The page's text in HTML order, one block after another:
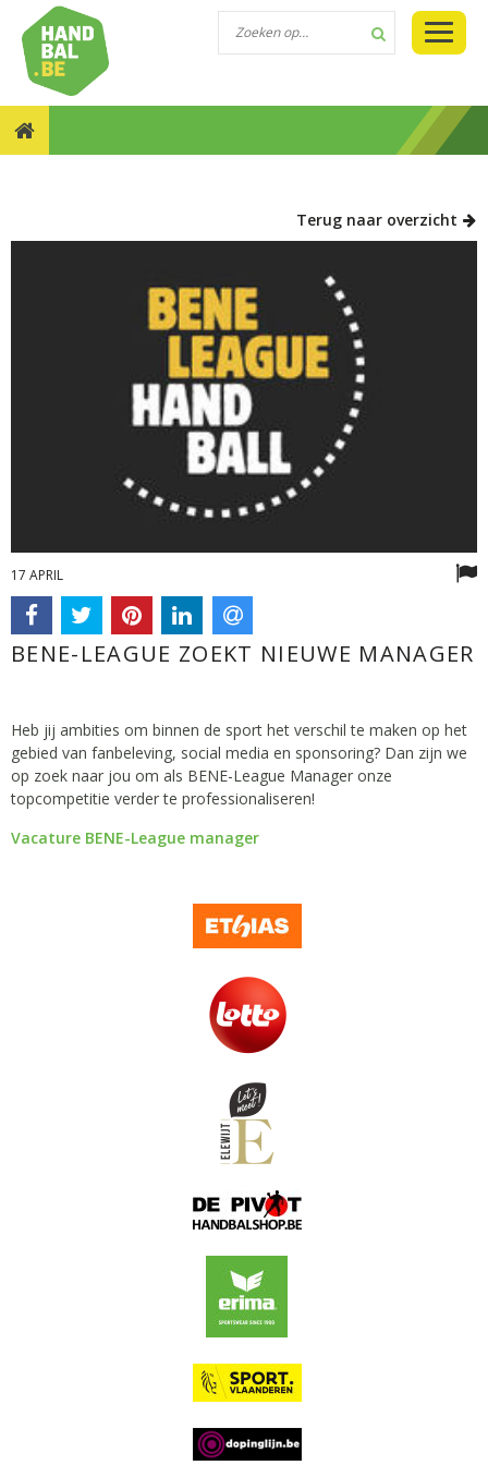
Terug naar overzicht
17 APRIL
BENE-LEAGUE ZOEKT NIEUWE MANAGER
Heb jij ambities om binnen de sport het verschil te maken op het
gebied van fanbeleving, social media en sponsoring? Dan zijn we
op zoek naar jou om als BENE-League Manager onze
topcompetitie verder te professionaliseren!
Vacature BENE-League manager